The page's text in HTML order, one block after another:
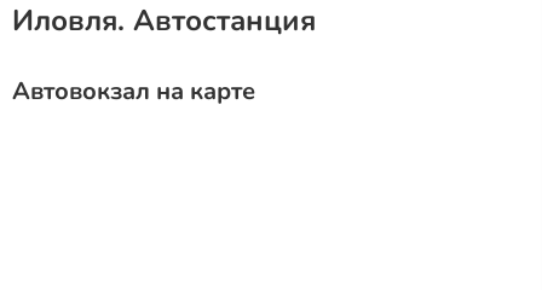
Иловля. Автостанция
Автовокзал на карте